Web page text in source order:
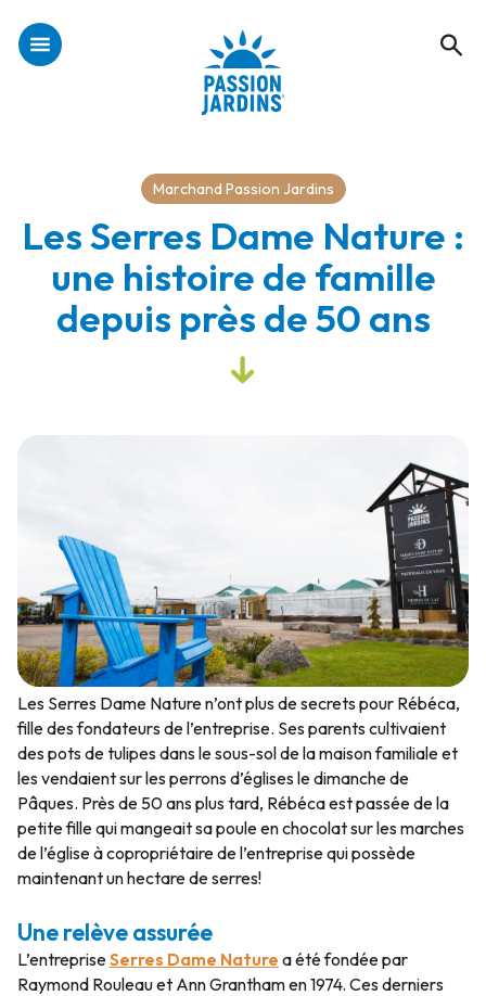
Marchand Passion Jardins
Les Serres Dame Nature :
une histoire de famille
depuis près de 50 ans
Les Serres Dame Nature n’ont plus de secrets pour Rébéca,
fille des fondateurs de l’entreprise. Ses parents cultivaient
des pots de tulipes dans le sous-sol de la maison familiale et
les vendaient sur les perrons d’églises le dimanche de
Pâques. Près de 50 ans plus tard, Rébéca est passée de la
petite fille qui mangeait sa poule en chocolat sur les marches
de l’église à copropriétaire de l’entreprise qui possède
maintenant un hectare de serres!
Une relève assurée
L’entrepriseSerres Dame Nature a été fondée par
Raymond Rouleau et Ann Grantham en 1974. Ces derniers